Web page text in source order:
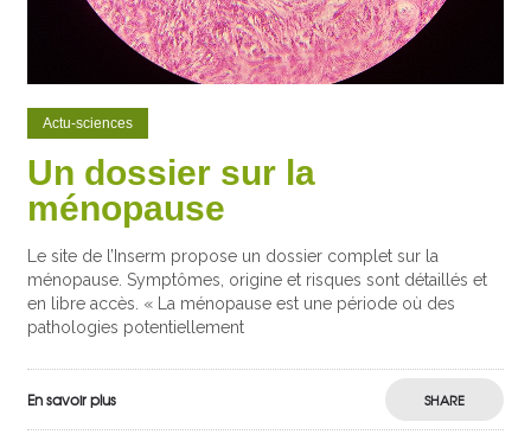
Actu-sciences
Un dossier sur la
ménopause
Le site de l’Inserm propose un dossier complet sur la
ménopause. Symptômes, origine et risques sont détaillés et
en libre accès. « La ménopause est une période où des
pathologies potentiellement
En savoir plus SHARE